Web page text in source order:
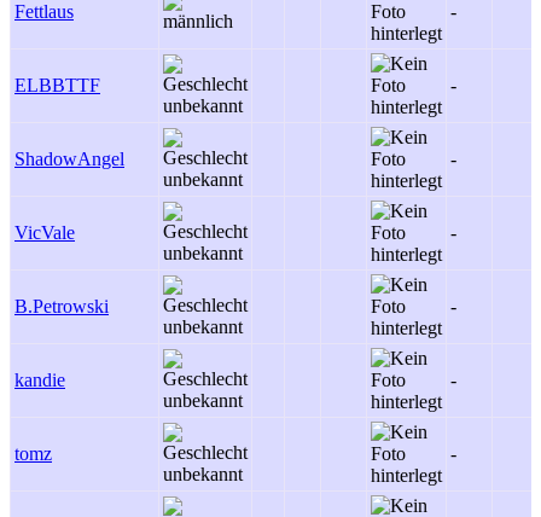
Fettlaus -
ELBBTTF -
ShadowAngel -
VicVale -
B.Petrowski -
kandie -
tomz -